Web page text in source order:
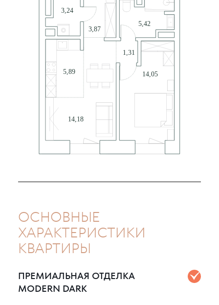
ОСНОВНЫЕ
ХАРАКТЕРИСТИКИ
КВАРТИРЫ
ПРЕМИАЛЬНАЯ ОТДЕЛКА
MODERN DARK